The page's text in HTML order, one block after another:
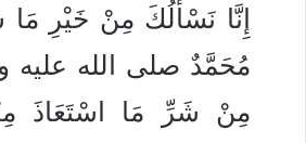
إِنَّا نَسْأَلُكَ مِنْ خَيْرِ مَا
مُحَمَّدٌ صلى الله عليه
مِنْ شَرِّ مَا اسْتَعَاذَ